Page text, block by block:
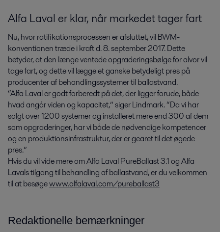
Alfa Laval er klar, når markedet tager fart
Nu, hvor ratifikationsprocessen er afsluttet, vil BWM-
konventionen træde i kraft d. 8. september 2017. Dette
betyder, at den længe ventede opgraderingsbølge for alvor vil
tage fart, og dette vil lægge et ganske betydeligt pres på
producenter af behandlingssystemer til ballastvand.
“Alfa Laval er godt forberedt på det, der ligger forude, både
hvad angår viden og kapacitet,” siger Lindmark. “Da vi har
solgt over 1200 systemer og installeret mere end 300 af dem
som opgraderinger, har vi både de nødvendige kompetencer
og en produktionsinfrastruktur, der er gearet til det øgede
pres.”
Hvis du vil vide mere om Alfa Laval PureBallast 3.1 og Alfa
Lavals tilgang til behandling af ballastvand, er du velkommen
til at besøgewww.alfalaval.com/pureballast3
Redaktionelle bemærkninger